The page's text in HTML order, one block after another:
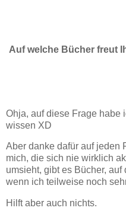
Auf welche Bücher freut
Ohja, auf diese Frage habe
wissen XD
Aber danke dafür auf jeden
mich, die sich nie wirklich
umsieht, gibt es Bücher,
wenn ich teilweise noch
Hilft aber auch nichts.